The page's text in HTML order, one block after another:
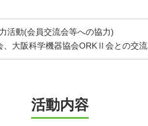
活動(会員交流会等への協力)
、大阪科学機器協会ORKⅡ会との交流
活動内容